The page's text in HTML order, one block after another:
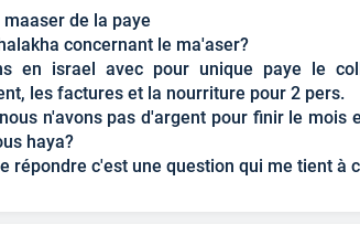
de la paye
concernant le ma'aser?
en israel avec pour unique paye le
les factures et la nourriture pour 2 pers.
n'avons pas d'argent pour finir le mois
haya?
répondre c'est une question qui me tient à